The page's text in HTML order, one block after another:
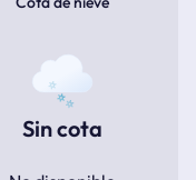
Sin cota